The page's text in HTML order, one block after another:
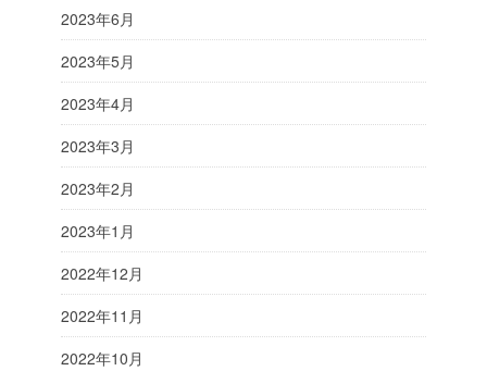
2023年6月
2023年5月
2023年4月
2023年3月
2023年2月
2023年1月
2022年12月
2022年11月
2022年10月